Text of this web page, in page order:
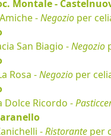
Montale -
-Negozio per
San Biagio -Negozio
Rosa -Negozio per
Dolce Ricordo -
-Ristorante per